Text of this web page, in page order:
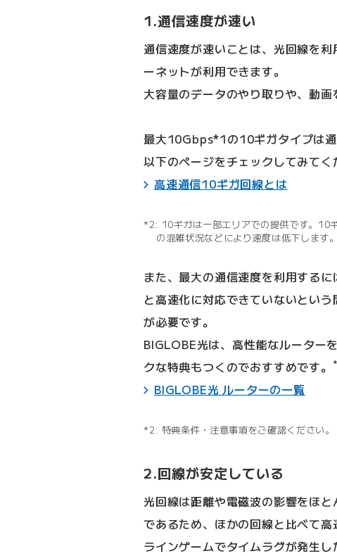
1.通信速度が速い
通信速度が速いことは、光回線を
ーネットが利用できます。
大容量のデータのやり取りや、動
最大10Gbps*1の10ギガタイプは
以下のページをチェックしてみてく
高速通信10ギガ回線とは
10ギガは一部エリアでの提供です。10
の混雑状況などにより速度は低下します。
また、最大の通信速度を利用する
と高速化に対応できていないとい
が必要です。
BIGLOBE光は、高性能なルーター
クな特典もつくのでおすすめです。
BIGLOBE光 ルーターの一覧
2: 特典条件・注意事項をご確認ください。
2.回線が安定している
光回線は距離や電磁波の影響をほ
であるため、ほかの回線と比べて
ラインゲームでタイムラグが発生